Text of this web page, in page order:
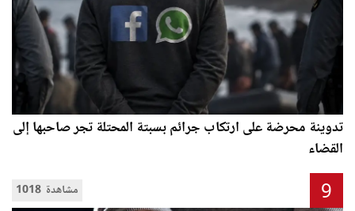
تدوينة محرضة على ارتكاب جرائم بسبتة المحتلة تجر صاحبها إلى
القضاء
1018 مشاهدة 9